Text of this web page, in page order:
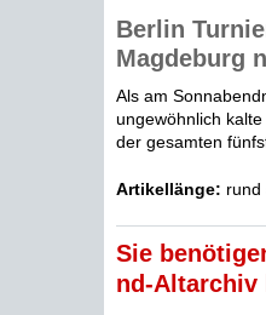
Berlin
Magdeburg
Als am
ungewöhnlich
der gesamten
Artikellänge: rund
Sie
nd-Altarchiv